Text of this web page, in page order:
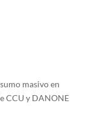
masivo en
CCU y DANONE